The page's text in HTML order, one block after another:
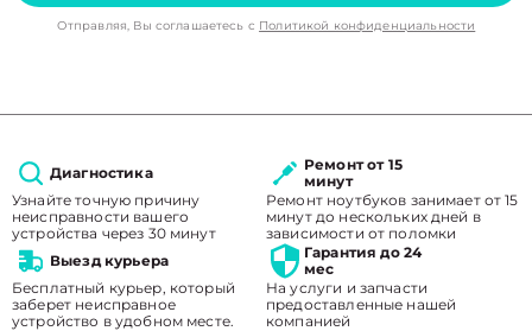
Отправляя, Вы соглашаетесь с Политикой конфиденциальности
Диагностика
Узнайте точную причину
неисправности вашего
устройства через 30 минут
Ремонт от 15
минут
Ремонт ноутбуков занимает от 15
минут до нескольких дней в
зависимости от поломки
Выезд курьера
Бесплатный курьер, который
заберет неисправное
устройство в удобном месте.
Гарантия до 24
мес
На услуги и запчасти
предоставленные нашей
компанией